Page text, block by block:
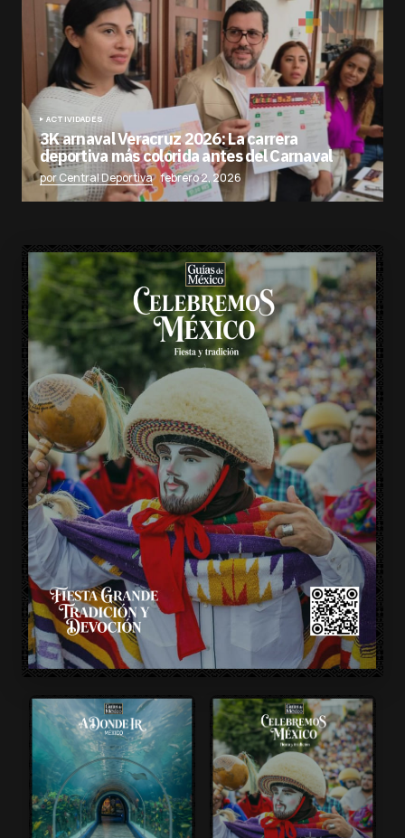
ACTIVIDADES
3K arnaval Veracruz 2026: La carrera
deportiva más colorida antes del Carnaval
por Central Deportiva febrero 2, 2026